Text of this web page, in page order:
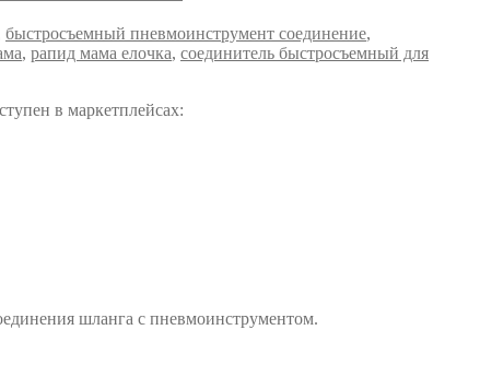
быстросъемный пневмоинструмент соединение,
, рапид мама елочка, соединитель быстросъемный для
в маркетплейсах:
шланга с пневмоинструментом.